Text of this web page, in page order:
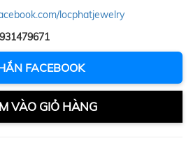
locphatjewelry
FACEBOOK
VÀO GIỎ HÀNG